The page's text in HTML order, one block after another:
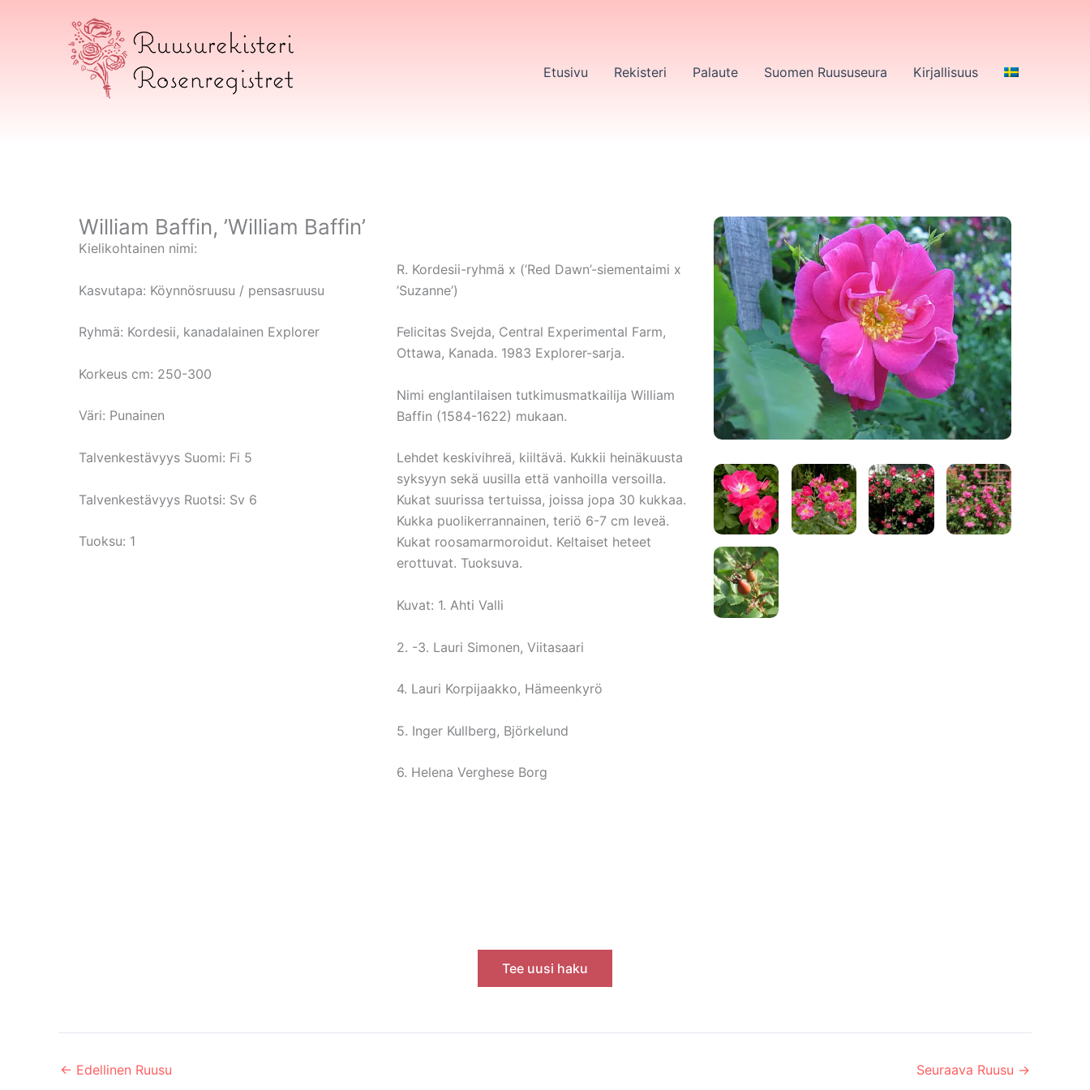
Etusivu Rekisteri Palaute Suomen Ruususeura Kirjallisuus
William Baffin, ’William Baffin’
Kielikohtainen nimi:
Kasvutapa: Köynnösruusu / pensasruusu
Ryhmä: Kordesii, kanadalainen Explorer
Korkeus cm: 250-300
Väri: Punainen
Talvenkestävyys Suomi: Fi 5
Talvenkestävyys Ruotsi: Sv 6
Tuoksu: 1
R. Kordesii-ryhmä x (’Red Dawn’-siementaimi x
’Suzanne’)
Felicitas Svejda, Central Experimental Farm,
Ottawa, Kanada. 1983 Explorer-sarja.
Nimi englantilaisen tutkimusmatkailija William
Baffin (1584-1622) mukaan.
Lehdet keskivihreä, kiiltävä. Kukkii heinäkuusta
syksyyn sekä uusilla että vanhoilla versoilla.
Kukat suurissa tertuissa, joissa jopa 30 kukkaa.
Kukka puolikerrannainen, teriö 6-7 cm leveä.
Kukat roosamarmoroidut. Keltaiset heteet
erottuvat. Tuoksuva.
Kuvat: 1. Ahti Valli
2. -3. Lauri Simonen, Viitasaari
4. Lauri Korpijaakko, Hämeenkyrö
5. Inger Kullberg, Björkelund
6. Helena Verghese Borg
Tee uusi haku
← Edellinen Ruusu Seuraava Ruusu →